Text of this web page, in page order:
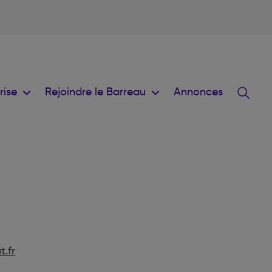
Rejoindre le Barreau Annonces